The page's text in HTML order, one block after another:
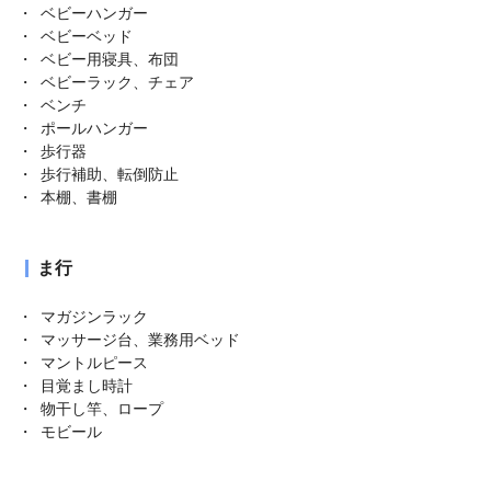
ベビーハンガー
ベビーベッド
ベビー用寝具、布団
ベビーラック、チェア
ベンチ
ポールハンガー
歩行器
歩行補助、転倒防止
本棚、書棚
ま行
マガジンラック
マッサージ台、業務用ベッド
マントルピース
目覚まし時計
物干し竿、ロープ
モビール